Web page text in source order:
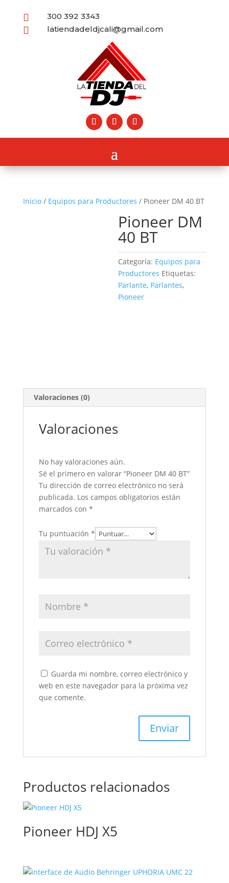
 300 392 3343
 latiendadeldjcali@gmail.com
Inicio/ Equipos para Productores / Pioneer DM 40 BT
Pioneer DM
40 BT
Categoría: Equipos para
Productores Etiquetas:
Parlante, Parlantes,
Pioneer
Valoraciones (0)
Valoraciones
No hay valoraciones aún.
Sé el primero en valorar “Pioneer DM 40 BT”
Tu dirección de correo electrónico no será
publicada. Los campos obligatorios están
marcados con *
Tu puntuación *
Guarda mi nombre, correo electrónico y
web en este navegador para la próxima vez
que comente.
Productos relacionados
Pioneer HDJ X5